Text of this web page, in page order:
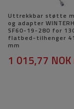
Uttrekkbar støtte
og adapter
SF60-19-280 for
flatbed-tilhenger
mm
1 015,77 NOK